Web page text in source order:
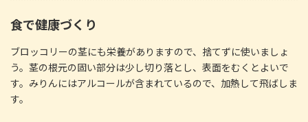
食で健康づくり
ブロッコリーの茎にも栄養がありますので、捨てずに使いましょ
う。茎の根元の固い部分は少し切り落とし、表面をむくとよいで
す。みりんにはアルコールが含まれているので、加熱して飛ばしま
す。